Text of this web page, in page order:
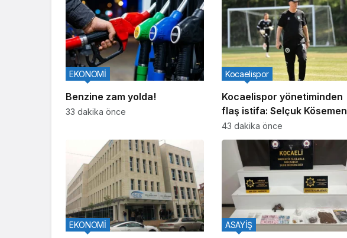
Benzine zam yolda!
EKONOMİ
33 dakika önce
Kocaelispor yönetiminden
flaş istifa: Selçuk Kösemen
görevi bıraktı
Kocaelispor
43 dakika önce
EKONOMİ ASAYİŞ